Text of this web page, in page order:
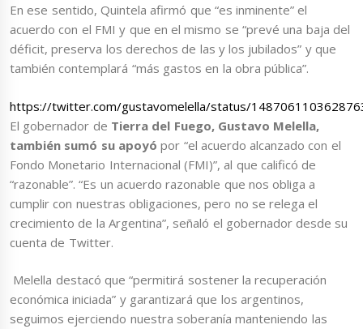
En ese sentido, Quintela afirmó que “es inminente” el
acuerdo con el FMI y que en el mismo se “prevé una baja del
déficit, preserva los derechos de las y los jubilados” y que
también contemplará “más gastos en la obra pública”.
https://twitter.com/gustavomelella/status/
El gobernador de Tierra del Fuego, Gustavo Melella,
también sumó su apoyó por “el acuerdo alcanzado con el
Fondo Monetario Internacional (FMI)”, al que calificó de
“razonable”. “Es un acuerdo razonable que nos obliga a
cumplir con nuestras obligaciones, pero no se relega el
crecimiento de la Argentina”, señaló el gobernador desde su
cuenta de Twitter.
Melella destacó que “permitirá sostener la recuperación
económica iniciada” y garantizará que los argentinos,
seguimos ejerciendo nuestra soberanía manteniendo las